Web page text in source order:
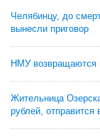
Челябинцу, до
вынесли приговор
НМУ возвращаются
Жительница
рублей, отправится